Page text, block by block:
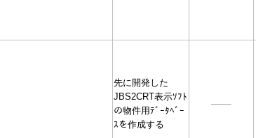
先に開発した
JBS2CRT表示ｿﾌﾄ
の物件用ﾃﾞｰﾀﾍﾞｰ
ｽを作成する